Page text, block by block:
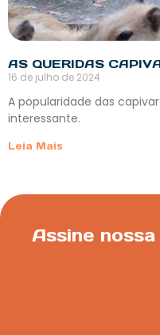
AS QUERIDAS
16 de julho de 2024
A popularidade das
interessante.
Leia Mais
Assine